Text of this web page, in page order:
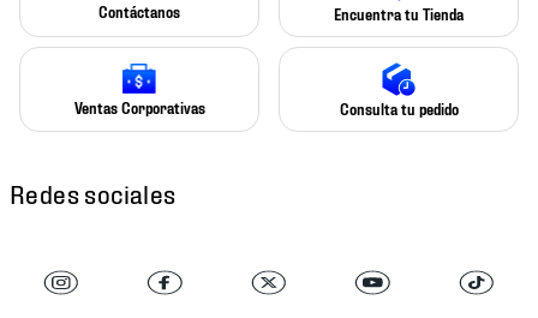
Contáctanos Encuentra tu Tienda
Ventas Corporativas Consulta tu pedido
Redes sociales